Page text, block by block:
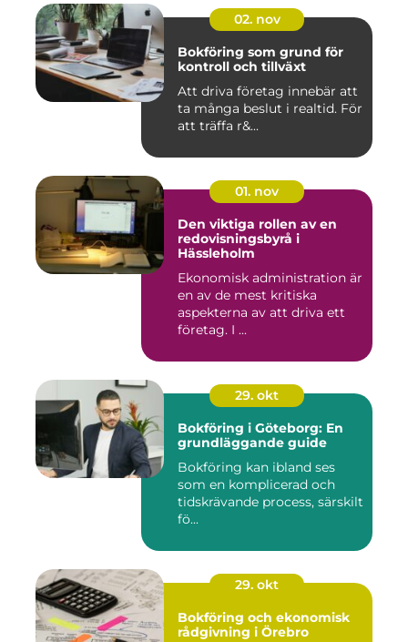
02. nov
Bokföring som grund för
kontroll och tillväxt
Att driva företag innebär att
ta många beslut i realtid. För
att träffa r&...
01. nov
Den viktiga rollen av en
redovisningsbyrå i
Hässleholm
Ekonomisk administration är
en av de mest kritiska
aspekterna av att driva ett
företag. I ...
29. okt
Bokföring i Göteborg: En
grundläggande guide
Bokföring kan ibland ses
som en komplicerad och
tidskrävande process, särskilt
fö...
29. okt
Bokföring och ekonomisk
rådgivning i Örebro